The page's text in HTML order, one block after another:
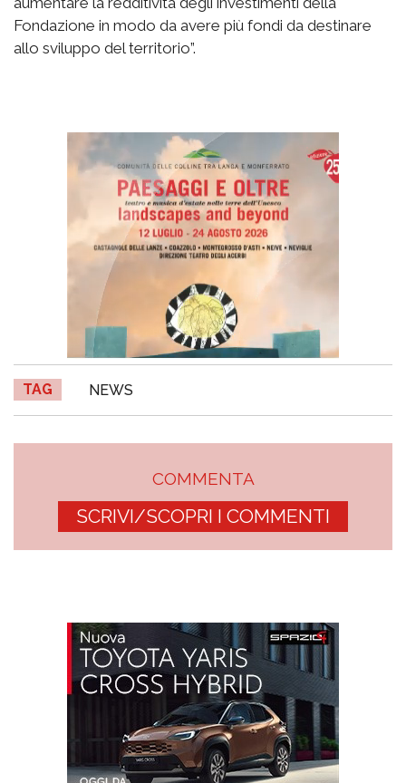
Fondazione in modo da avere più fondi da destinare
allo sviluppo del territorio”.
TAG NEWS
COMMENTA
SCRIVI/SCOPRI I COMMENTI